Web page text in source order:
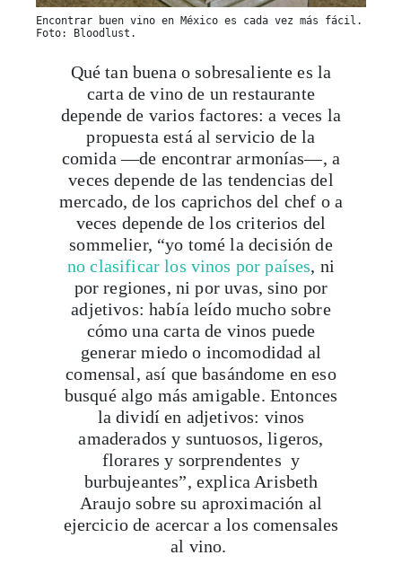
Qué tan buena o sobresaliente es la
depende de varios factores: a veces la
propuesta está al servicio de la
comida —de encontrar armonías—, a
veces depende de las tendencias del
mercado, de los caprichos del chef o a
veces depende de los criterios del
sommelier, “yo tomé la decisión de
no clasificar los vinos por países, ni
por regiones, ni por uvas, sino por
adjetivos: había leído mucho sobre
cómo una carta de vinos puede
generar miedo o incomodidad al
comensal, así que basándome en eso
busqué algo más amigable. Entonces
la dividí en adjetivos: vinos
amaderados y suntuosos, ligeros,
florares y sorprendentes y
burbujeantes”, explica Arisbeth
Araujo sobre su aproximación al
ejercicio de acercar a los comensales
al vino.
Restaurantes con cartas